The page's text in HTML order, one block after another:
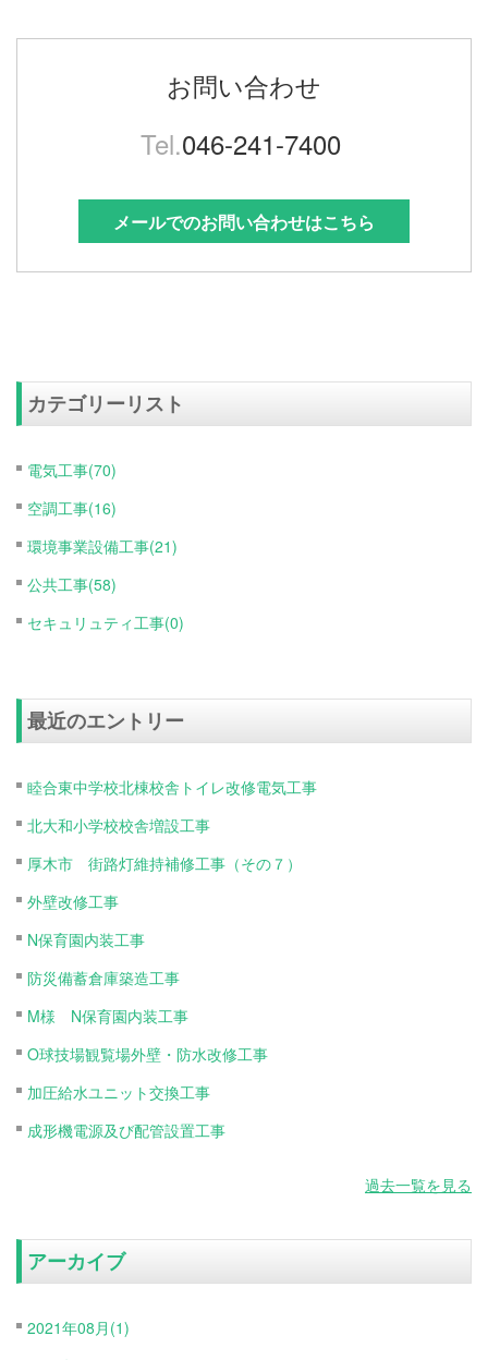
お問い合わせ
Tel.046-241-7400
メールでのお問い合わせはこちら
カテゴリーリスト
電気工事(70)
空調工事(16)
環境事業設備工事(21)
公共工事(58)
セキュリュティ工事(0)
最近のエントリー
睦合東中学校北棟校舎トイレ改修電気工事
北大和小学校校舎増設工事
厚木市 街路灯維持補修工事（その７）
外壁改修工事
N保育園内装工事
防災備蓄倉庫築造工事
M様 N保育園内装工事
O球技場観覧場外壁・防水改修工事
加圧給水ユニット交換工事
成形機電源及び配管設置工事
過去一覧を見る
アーカイブ
2021年08月(1)